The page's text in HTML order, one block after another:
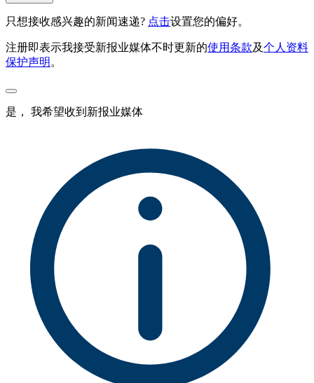
只想接收感兴趣的新闻速递? 点击设置您的偏好。
注册即表示我接受新报业媒体不时更新的使用条款及个人资料
保护声明 。
是， 我希望收到新报业媒体